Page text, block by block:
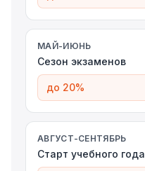
МАЙ-ИЮНЬ
Сезон экзаменов
до 20%
АВГУСТ-СЕНТЯБРЬ
Старт учебного года